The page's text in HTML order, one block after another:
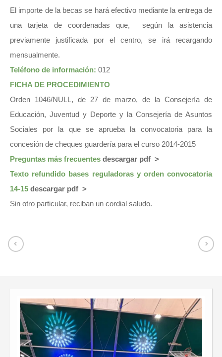
El importe de la becas se hará efectivo mediante la entrega de
una tarjeta de coordenadas que, según la asistencia
previamente justificada por el centro, se irá recargando
mensualmente.
Teléfono de información: 012
FICHA DE PROCEDIMIENTO
Orden 1046/NULL, de 27 de marzo, de la Consejería de
Educación, Juventud y Deporte y la Consejería de Asuntos
Sociales por la que se aprueba la convocatoria para la
concesión de cheques guardería para el curso 2014-2015
Preguntas más frecuentes descargar pdf >
Texto refundido bases reguladoras y orden convocatoria
14-15 descargar pdf >
Sin otro particular, reciban un cordial saludo.